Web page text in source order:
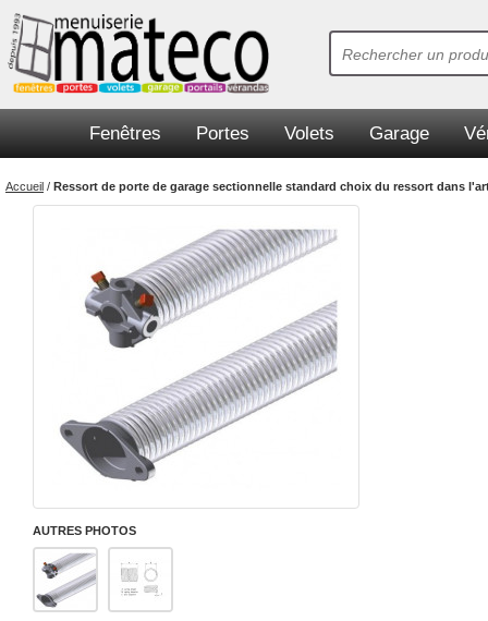
Fenêtres Portes Volets Garage
Accueil / Ressort de porte de garage sectionnelle standard choix du ressort dans
AUTRES PHOTOS